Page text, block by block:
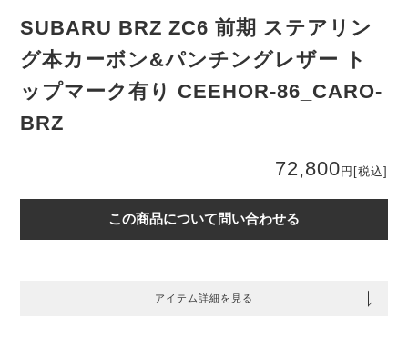
SUBARU BRZ ZC6 前期 ステアリン
グ本カーボン&パンチングレザー ト
ップマーク有り CEEHOR-86_CARO-
BRZ
72,800 円 [税込]
この商品について問い合わせる
アイテム詳細を見る